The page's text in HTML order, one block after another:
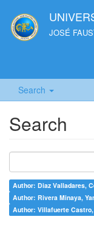
JOSÉ
Search
Search
Author: Diaz Valladares,
Author: Rivera Minaya,
Author: Villafuerte